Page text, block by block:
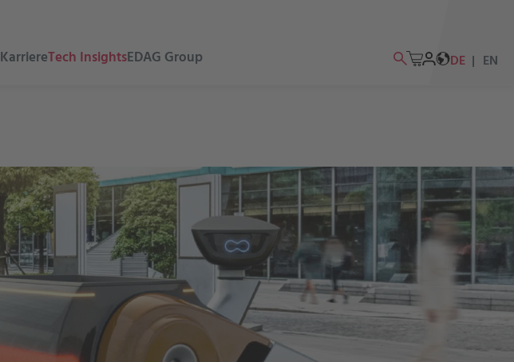
KarriereTech InsightsEDAG Group DE EN